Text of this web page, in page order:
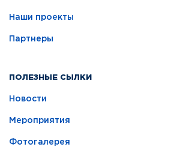
Наши проекты
Партнеры
ПОЛЕЗНЫЕ СЫЛКИ
Новости
Мероприятия
Фотогалерея